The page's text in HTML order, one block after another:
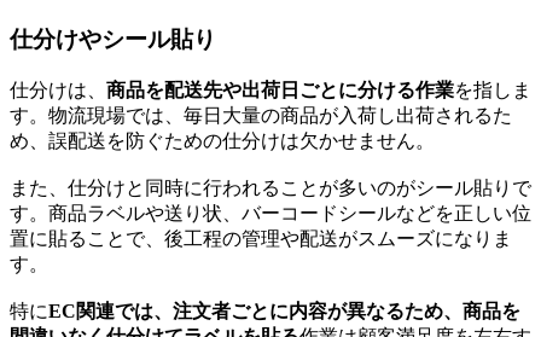
仕分けやシール貼り
仕分けは、 商品を配送先や出荷日ごとに分ける作業を指しま
す。物流現場では、毎日大量の商品が入荷し出荷されるた
め、誤配送を防ぐための仕分けは欠かせません。
また、仕分けと同時に行われることが多いのがシール貼りで
す。商品ラベルや送り状、バーコードシールなどを正しい位
置に貼ることで、後工程の管理や配送がスムーズになりま
す。
特にEC関連では、注文者ごとに内容が異なるため、商品を